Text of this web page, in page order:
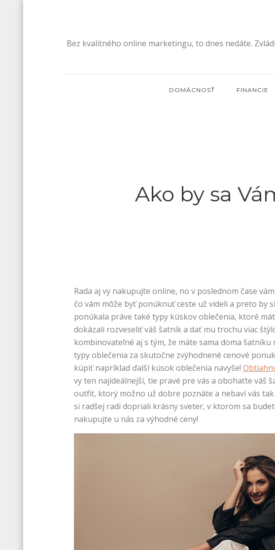
Bez kvalitného online marketingu, to dnes nedáte.
DOMÁCNOSŤ FINANCIE
Ako by sa
Rada aj vy nakupujte online, no v poslednom čase
čo vám môže byť ponúknuť ceste už videli a preto by
ponúkala práve také typy kúskov oblečenia, ktoré
dokázali rozveseliť váš šatník a dať mu trochu viac
kombinovateľné aj s tým, že máte sama doma
typy oblečenia za skutočne zvýhodnené cenové
kúpiť napríklad ďalší kúsok oblečenia navyše!
vy ten najideálnejší, tie pravé pre vás a obohaťte váš
outfit, ktorý možno už dobre poznáte a nebaví vás
si radšej radi dopriali krásny sveter, v ktorom sa
nakupujte u nás za výhodné ceny!